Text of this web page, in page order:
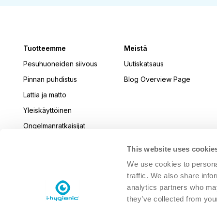
This website uses
We use cookies to
traffic. We also share
analytics partners who
they’ve collected from
Tuotteemme
Pesuhuoneiden siivous
Pinnan puhdistus
Lattia ja matto
Yleiskäyttöinen
Ongelmanratkaisijat
Meistä
Uutiskatsaus
Blog Overview Page